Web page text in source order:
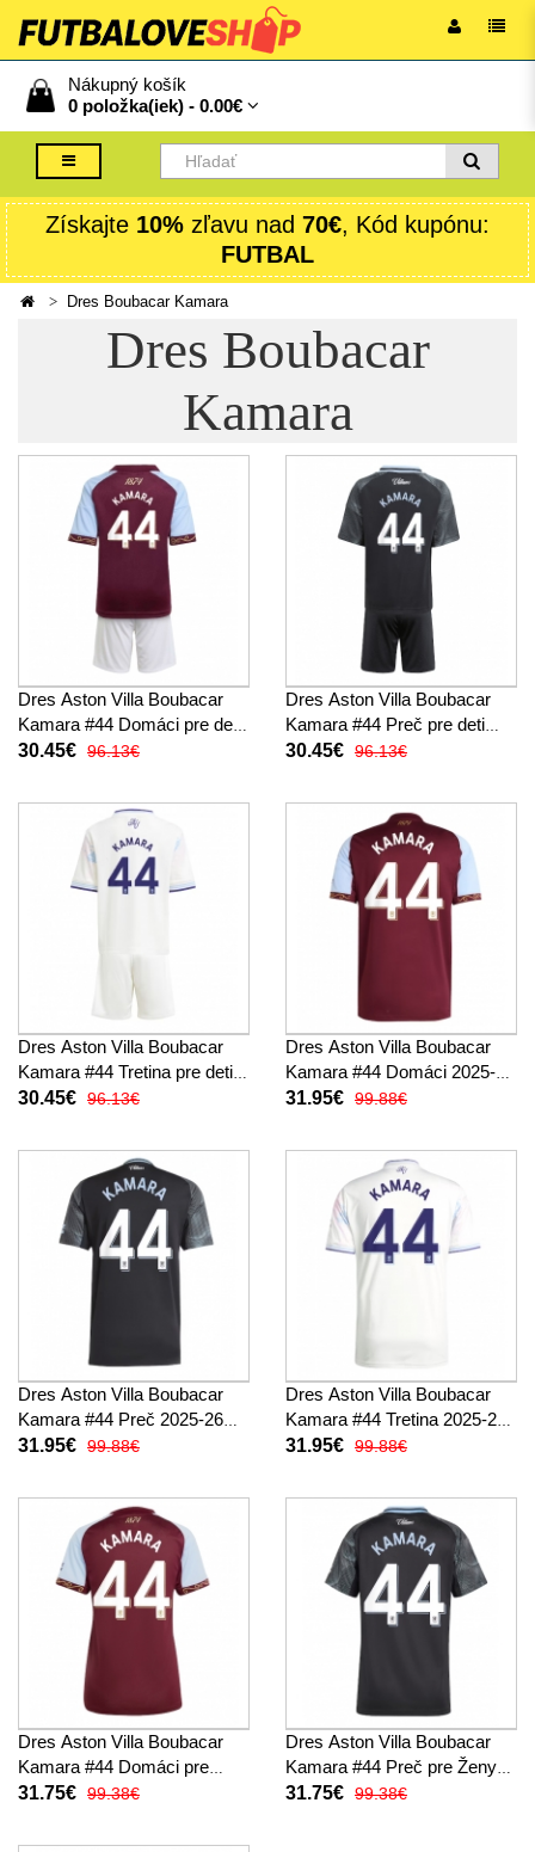
Nákupný košík
0 položka(iek) - 0.00€
Získajte 10% zľavu nad 70€, Kód kupónu:
FUTBAL
Dres Boubacar Kamara
Dres Boubacar
Kamara
Dres Aston Villa Boubacar
Kamara #44 Domáci pre deti
2025-26 Krátky Rukáv (+
30.45€ 96.13€
Dres Aston Villa Boubacar
Kamara #44 Preč pre deti
2025-26 Krátky Rukáv (+
30.45€ 96.13€
Dres Aston Villa Boubacar
Kamara #44 Tretina pre deti
2025-26 Krátky Rukáv (+
30.45€ 96.13€
Dres Aston Villa Boubacar
Kamara #44 Domáci 2025-26
Krátky Rukáv
31.95€ 99.88€
Dres Aston Villa Boubacar
Kamara #44 Preč 2025-26
Krátky Rukáv
31.95€ 99.88€
Dres Aston Villa Boubacar
Kamara #44 Tretina 2025-26
Krátky Rukáv
31.95€ 99.88€
Dres Aston Villa Boubacar
Kamara #44 Domáci pre
Ženy 2025-26 Krátky Rukáv
31.75€ 99.38€
Dres Aston Villa Boubacar
Kamara #44 Preč pre Ženy
2025-26 Krátky Rukáv
31.75€ 99.38€